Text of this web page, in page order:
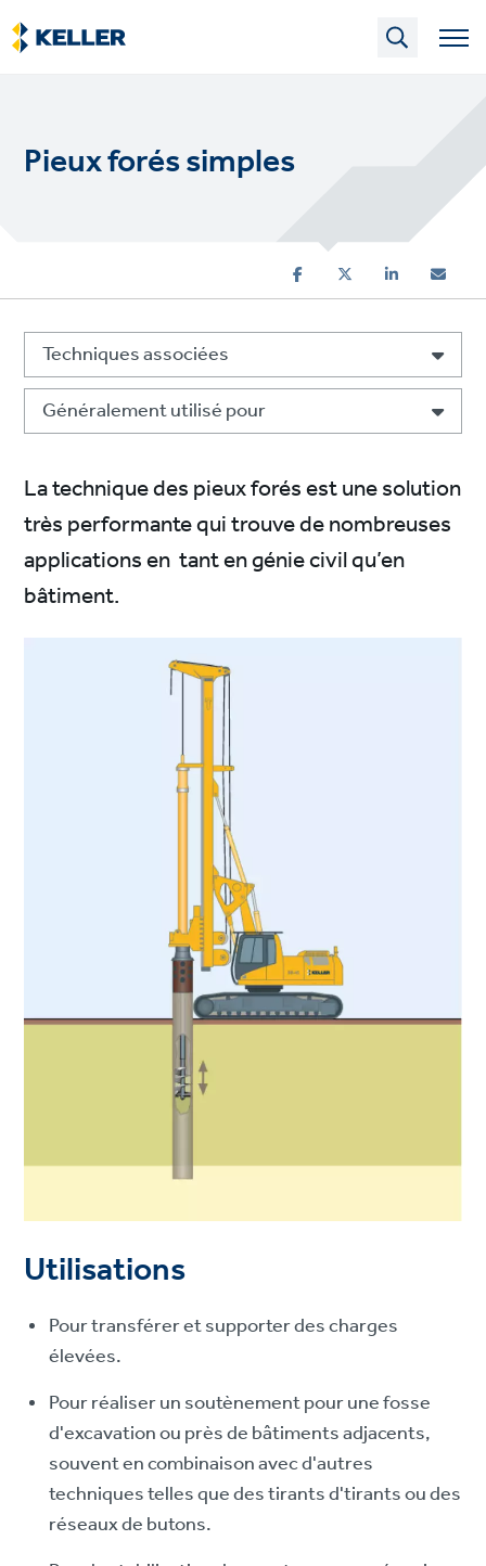
Skip
to
main
Pieux forés simples
Techniques associées
Généralement utilisé pour
La technique des pieux forés est une solution
très performante qui trouve de nombreuses
applications en tant en génie civil qu’en
bâtiment.
Utilisations
Pour transférer et supporter des charges
élevées.
Pour réaliser un soutènement pour une fosse
d'excavation ou près de bâtiments adjacents,
souvent en combinaison avec d'autres
techniques telles que des tirants d'tirants ou des
réseaux de butons.